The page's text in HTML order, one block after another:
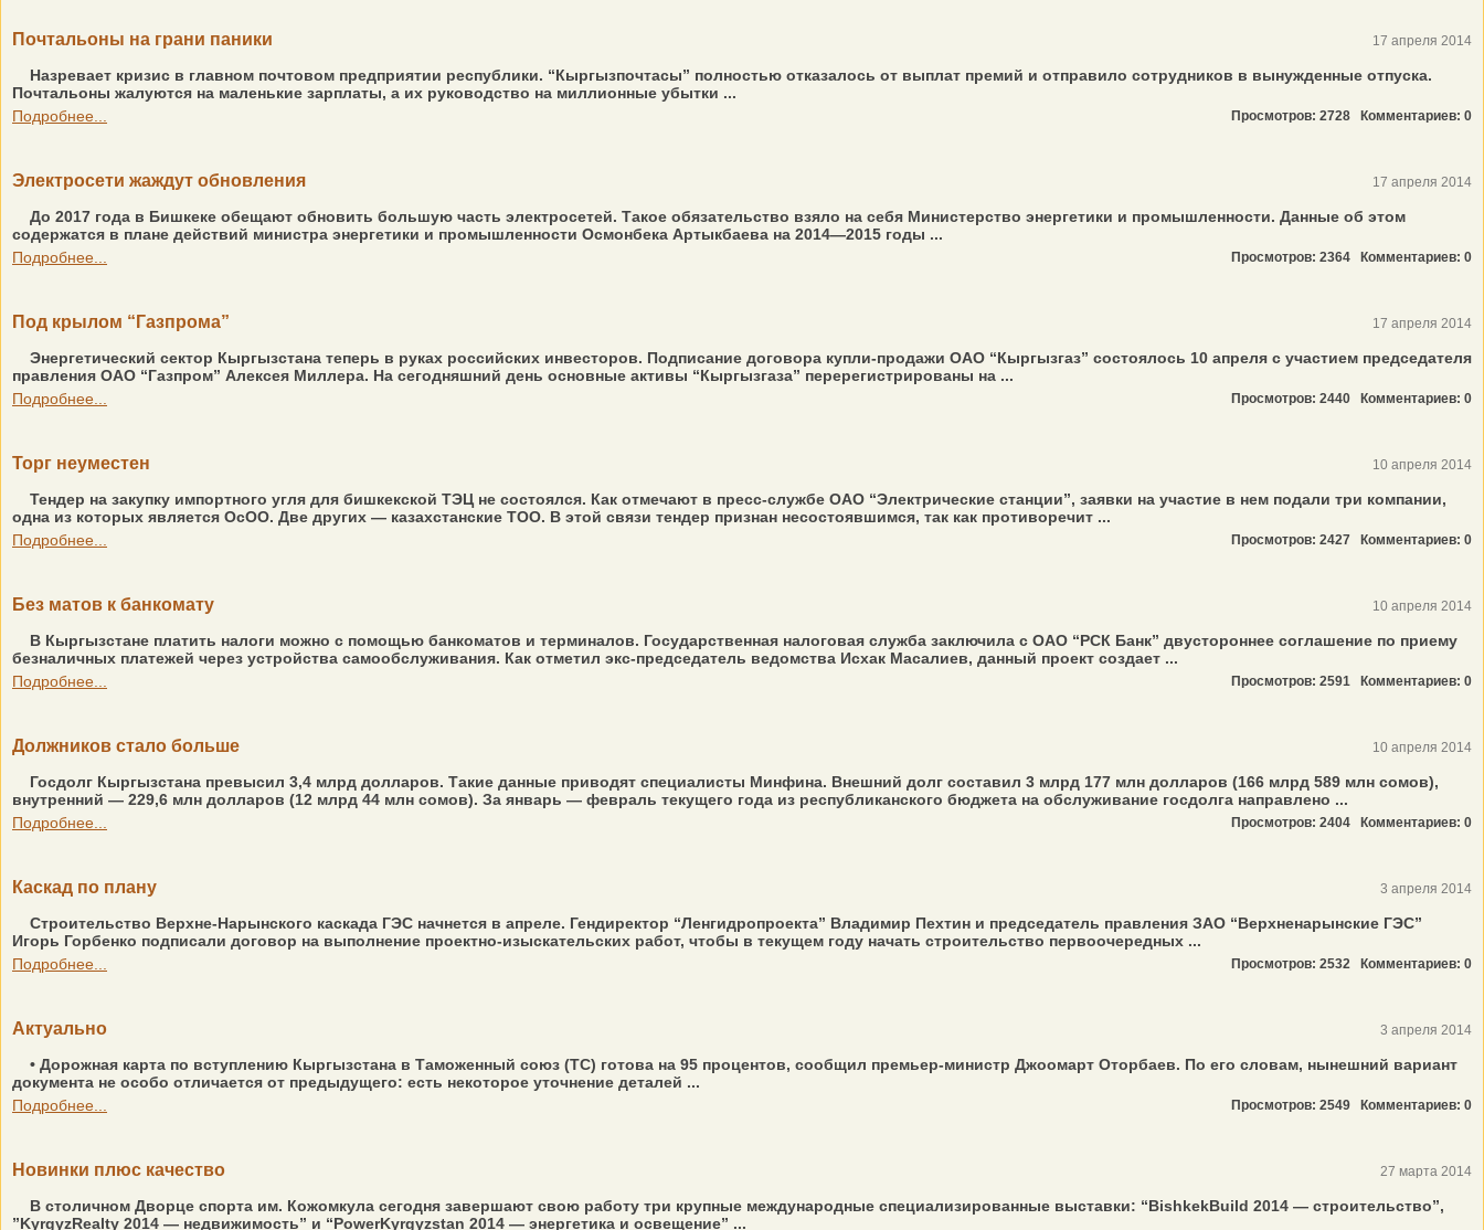
Почтальоны на грани паники 17 апреля 2014
Назревает кризис в главном почтовом предприятии республики. “Кыргызпочтасы” полностью отказалось от выплат премий и отправило сотрудников в вынужденные отпуска.
Почтальоны жалуются на маленькие зарплаты, а их руководство на миллионные убытки ...
Подробнее...
Просмотров: 2728 Комментариев: 0
Электросети жаждут обновления 17 апреля 2014
До 2017 года в Бишкеке обещают обновить большую часть электросетей. Такое обязательство взяло на себя Министерство энергетики и промышленности. Данные об этом
содержатся в плане действий министра энергетики и промышленности Осмонбека Артыкбаева на 2014—2015 годы ...
Подробнее...
Просмотров: 2364 Комментариев: 0
Под крылом “Газпрома” 17 апреля 2014
Энергетический сектор Кыргызстана теперь в руках российских инвесторов. Подписание договора купли-продажи ОАО “Кыргызгаз” состоялось 10 апреля с участием председателя
правления ОАО “Газпром” Алексея Миллера. На сегодняшний день основные активы “Кыргызгаза” перерегистрированы на ...
Подробнее...
Просмотров: 2440 Комментариев: 0
Торг неуместен 10 апреля 2014
Тендер на закупку импортного угля для бишкекской ТЭЦ не состоялся. Как отмечают в пресс-службе ОАО “Электрические станции”, заявки на участие в нем подали три компании,
одна из которых является ОсОО. Две других — казахстанские ТОО. В этой связи тендер признан несостоявшимся, так как противоречит ...
Подробнее...
Просмотров: 2427 Комментариев: 0
Без матов к банкомату 10 апреля 2014
В Кыргызстане платить налоги можно с помощью банкоматов и терминалов. Государственная налоговая служба заключила с ОАО “РСК Банк” двустороннее соглашение по приему
безналичных платежей через устройства самообслуживания. Как отметил экс-председатель ведомства Исхак Масалиев, данный проект создает ...
Подробнее...
Просмотров: 2591 Комментариев: 0
Должников стало больше 10 апреля 2014
Госдолг Кыргызстана превысил 3,4 млрд долларов. Такие данные приводят специалисты Минфина. Внешний долг составил 3 млрд 177 млн долларов (166 млрд 589 млн сомов),
внутренний — 229,6 млн долларов (12 млрд 44 млн сомов). За январь — февраль текущего года из республиканского бюджета на обслуживание госдолга направлено ...
Подробнее...
Просмотров: 2404 Комментариев: 0
Каскад по плану 3 апреля 2014
Строительство Верхне-Нарынского каскада ГЭС начнется в апреле. Гендиректор “Ленгидропроекта” Владимир Пехтин и председатель правления ЗАО “Верхненарынские ГЭС”
Игорь Горбенко подписали договор на выполнение проектно-изыскательских работ, чтобы в текущем году начать строительство первоочередных ...
Подробнее...
Просмотров: 2532 Комментариев: 0
Актуально 3 апреля 2014
• Дорожная карта по вступлению Кыргызстана в Таможенный союз (ТС) готова на 95 процентов, сообщил премьер-министр Джоомарт Оторбаев. По его словам, нынешний вариант
документа не особо отличается от предыдущего: есть некоторое уточнение деталей ...
Подробнее...
Просмотров: 2549 Комментариев: 0
Новинки плюс качество 27 марта 2014
В столичном Дворце спорта им. Кожомкула сегодня завершают свою работу три крупные международные специализированные выставки: “BishkekBuild 2014 — строительство”,
”KyrgyzRealty 2014 — недвижимость” и “PowerKyrgyzstan 2014 — энергетика и освещение” ...